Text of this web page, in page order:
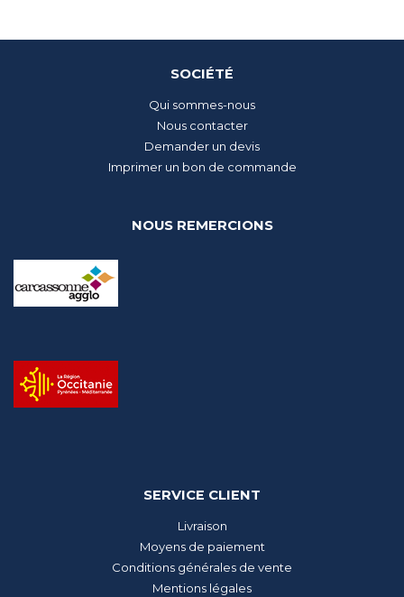
SOCIÉTÉ
Qui sommes-nous
Nous contacter
Demander un devis
Imprimer un bon de commande
NOUS REMERCIONS
SERVICE CLIENT
Livraison
Moyens de paiement
Conditions générales de vente
Mentions légales